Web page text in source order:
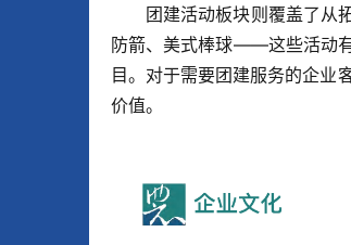
团建活动板块则覆盖了从
防箭、美式棒球——这些活动
目。对于需要团建服务的企业
价值。